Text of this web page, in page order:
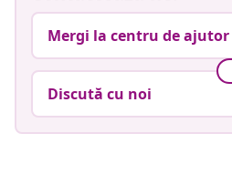
Mergi la centru de ajutor
Discută cu noi